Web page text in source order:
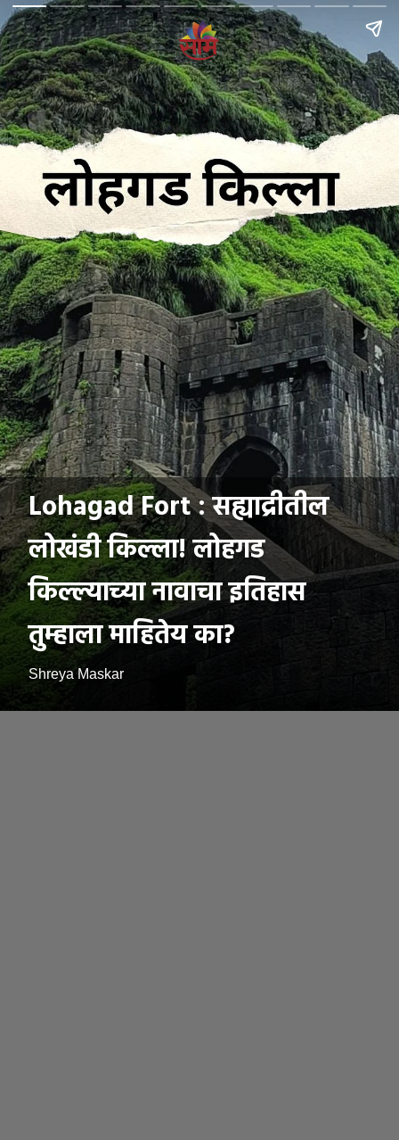
Lohagad Fort : सह्याद्रीतील
लोखंडी किल्ला! लोहगड
किल्ल्याच्या नावाचा इतिहास
तुम्हाला माहितेय का?
Shreya Maskar